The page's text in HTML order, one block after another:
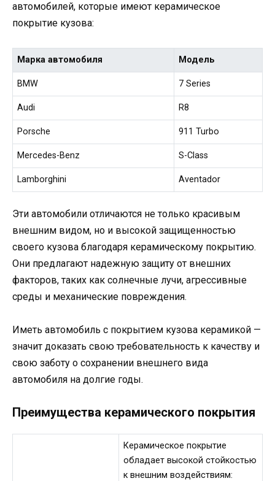
автомобилей, которые имеют керамическое
покрытие кузова:
Марка автомобиля Модель
BMW 7 Series
Audi R8
Porsche 911 Turbo
Mercedes-Benz S-Class
Lamborghini Aventador
Эти автомобили отличаются не только красивым
внешним видом, но и высокой защищенностью
своего кузова благодаря керамическому покрытию.
Они предлагают надежную защиту от внешних
факторов, таких как солнечные лучи, агрессивные
среды и механические повреждения.
Иметь автомобиль с покрытием кузова керамикой —
значит доказать свою требовательность к качеству и
свою заботу о сохранении внешнего вида
автомобиля на долгие годы.
Преимущества керамического покрытия
Керамическое покрытие
обладает высокой стойкостью
к внешним воздействиям: